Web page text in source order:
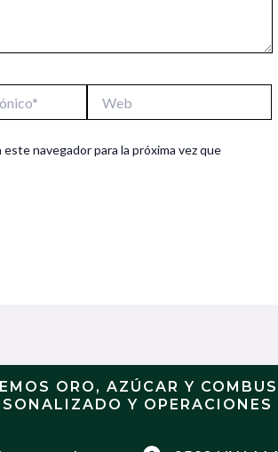
navegador para la próxima vez que
ORO, AZÚCAR Y
Y OPERACIONES